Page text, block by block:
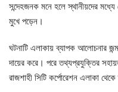
রাজশাহী বিভাগ
শিবগঞ্জ
সন্দেহজনক মনে হলে স্থানীয়দের
মুখে পড়েন।
ঘটনাটি এলাকায় ব্যাপক আলোচনার
দায়ের করে। পরে তথ্যপ্রযুক্তির
রাজশাহী সিটি কর্পোরেশন এলাকা